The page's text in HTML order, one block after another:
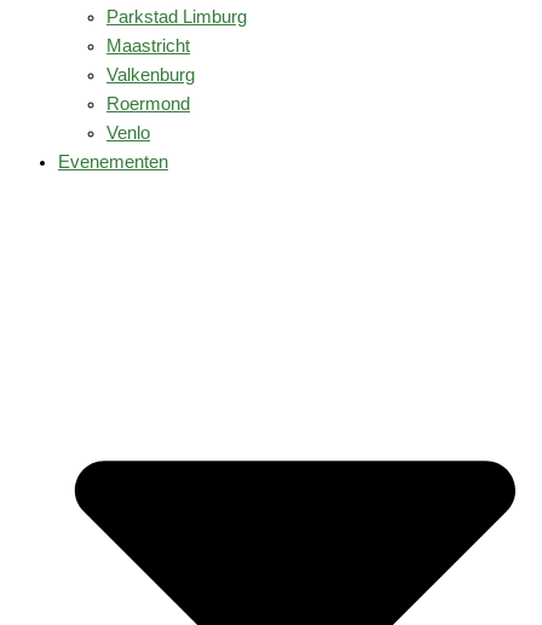
Parkstad Limburg
Maastricht
Valkenburg
Roermond
Venlo
Evenementen